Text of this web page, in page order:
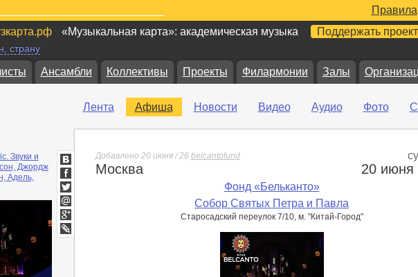
Правила
«Музыкальная карта»: академическая музыка Поддержать проект
страну
Ансамбли Коллективы Проекты Филармонии Залы
Звуки и
Джордж
Адель,
Лента Афиша Новости Видео Аудио Фото
Добавлено 20 июня / 26 belcantofund
Москва 20 июня
Фонд «Бельканто»
Собор Святых Петра и Павла
Старосадский переулок 7/10, м. "Китай-Город"
ВКонтакте
Facebook
Twitter
Мой
Мир
Google+
lj